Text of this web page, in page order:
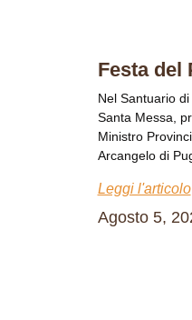
Festa del
Nel Santuario
Santa Messa,
Ministro
Arcangelo di
Leggi l'articolo
Agosto 5,